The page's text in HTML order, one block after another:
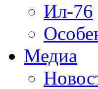
Ил-76
Медиа